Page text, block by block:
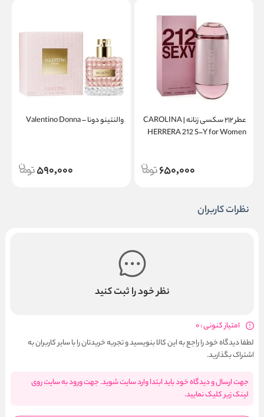
عطر ۲۱۲ سکسی زنانه | CAROLINA
HERRERA 212 S–Y for Women
650,000
والنتینو دونا – Valentino Donna
590,000
نظرات کاربران
نظر خود را ثبت کنید
امتیاز کنونی : 0
لطفا دیدگاه خود را راجع به این کالا بنویسید و تجربه خریدتان را با سایر کاربران به
اشتراک بگذارید.
جهت ارسال و دیدگاه خود باید ابتدا وارد سایت شوید. جهت ورود به سایت روی
لینک زیر کلیک نمایید.